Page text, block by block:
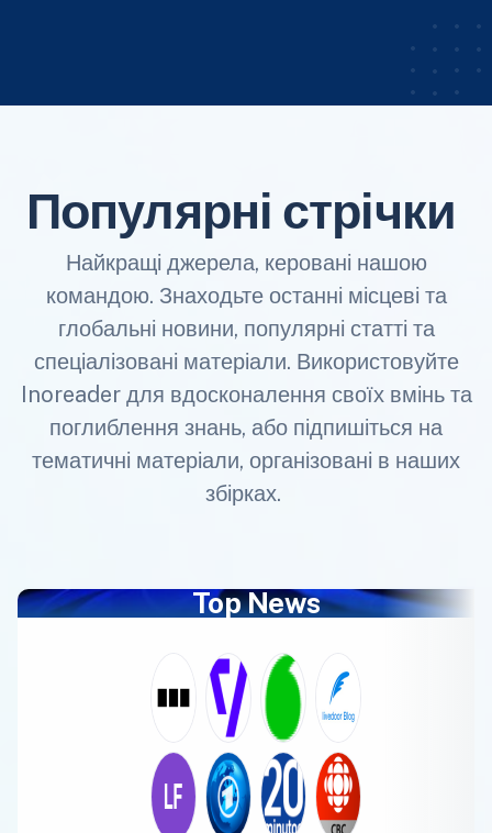
Популярні стрічки
Найкращі джерела, керовані нашою
командою. Знаходьте останні місцеві та
глобальні новини, популярні статті та
спеціалізовані матеріали. Використовуйте
Inoreader для вдосконалення своїх вмінь та
поглиблення знань, або підпишіться на
тематичні матеріали, організовані в наших
збірках.
Top News